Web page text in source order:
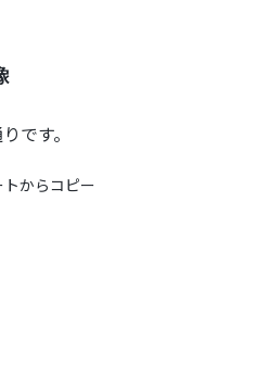
です。
からコピー